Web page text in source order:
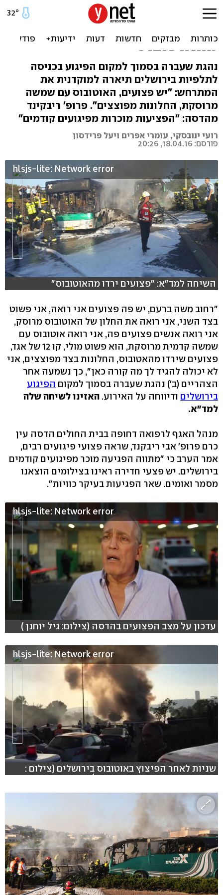
השיחה למד"א: "החלון
מרוסק, פצועים יורדים
מהאוטובוס"
נהגת שעברה בסמוך למקום הפיגוע בכניסה
לתלפיות בירושלים תיארה למוקדנית את
המתרחש: "יש פצועים, האוטובוס עם שמשה
מרוסקת, החלונות מפוצצים". פרופ' ריבקינד
מהדסה: "הפציעות מוכרות מפיגועים קודמים"
רועי ינובסקי, עומרי אפרים ויעל פרידסון
פורסם: 18.04.16, 20:26
hlsjs-lite: Network error
השיחה למד"א: "פצועים ירדו מהאוטובוס"
"רחוב משה ברעם, יש פה פצועים אני רואה, אני פשוט
בצד השני, אני רואה את החלון של האוטובוס מרוסק,
אני רואה אנשים פצועים פה, אני רואה אוטובוס עם
שמשה קדמית מרוסקת, הוא פשוט מולי, קו 12 של אגד,
פצועים שירדו מהאטובוס, החלונות בצד מפוצצים, אני
לא יכולה להגיד לך מה קורה כאן", כך נשמעה אחר
הצהריים (ב') נהגת שעברה בסמוך למקום הפיגוע
בירושלים ודיווחה על האירוע. האזינו לשיחה שלה
למד"א.
מנהל האגף לרפואה דחופה בבית החולים הדסה עין
כרם פרופ' אבי ריבקנד, שראה פצועי פיגועים רבים,
אמר הערב כי "מתווה הפגיעה מוכר מפיגועים קודמים
בירושלים. יש פצעי חדירה ראינו בצילומים הוצאנו
מסמר ואומים. שאר הפגיעות בעיקר כוויות".
hlsjs-lite: Network error
עדכון על מצב הפצועים בהדסה (צילום: גיל יוחנן )
hlsjs-lite: Network error
שניות לאחר הפיצוץ באוטובוס בירושלים (צילום :
מדברים תקשורת, עומרי אפרים)